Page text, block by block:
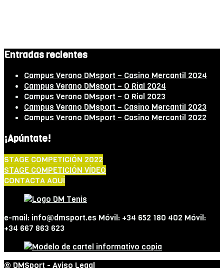
Entradas recientes
Campus Verano DMsport – Casino Mercantil 2024
Campus Verano DMsport – O Rial 2024
Campus Verano DMsport – O Rial 2023
Campus Verano DMsport – Casino Mercantil 2023
Campus Verano DMsport – Casino Mercantil 2022
¡Apúntate!
STAGE COMPETICIÓN 2022
STAGE COMPETICIÓN VÍDEO
CONTACTA AQUÍ
e-mail: info@dmsport.es Móvil: +34 652 180 402 Móvil:
+34 667 863 623
© DMSport - Aviso Legal